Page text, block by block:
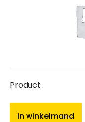
Product
In winkelmand